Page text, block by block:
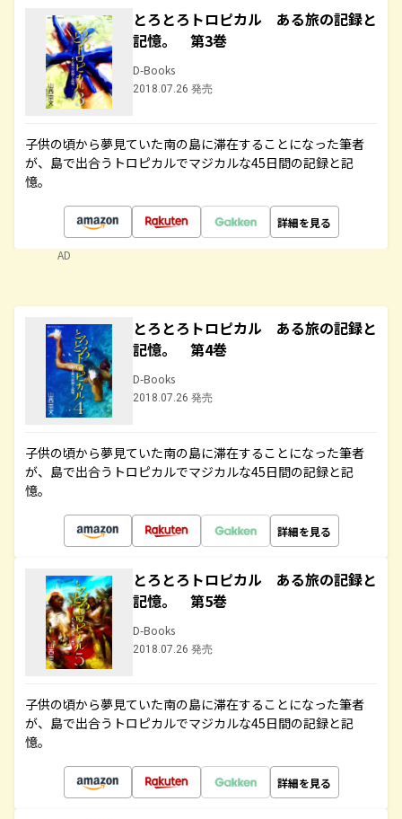
とろとろトロピカル ある旅の記録と
記憶。 第3巻
D-Books
2018.07.26 発売
子供の頃から夢見ていた南の島に滞在することになった筆者
が、島で出合うトロピカルでマジカルな45日間の記録と記
憶。
詳細を見る
AD
とろとろトロピカル ある旅の記録と
記憶。 第4巻
D-Books
2018.07.26 発売
子供の頃から夢見ていた南の島に滞在することになった筆者
が、島で出合うトロピカルでマジカルな45日間の記録と記
憶。
詳細を見る
とろとろトロピカル ある旅の記録と
記憶。 第5巻
D-Books
2018.07.26 発売
子供の頃から夢見ていた南の島に滞在することになった筆者
が、島で出合うトロピカルでマジカルな45日間の記録と記
憶。
詳細を見る